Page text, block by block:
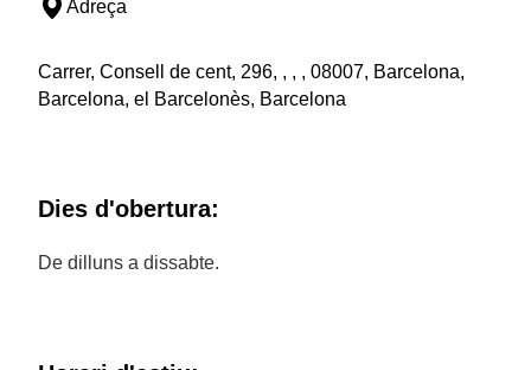
Adreça
Carrer, Consell de cent, 296, , , , 08007, Barcelona,
Barcelona, el Barcelonès, Barcelona
Dies d'obertura:
De dilluns a dissabte.